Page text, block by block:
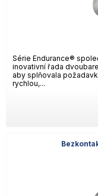
Série Endurance®
inovativní řada
aby splňovala
rychlou,...